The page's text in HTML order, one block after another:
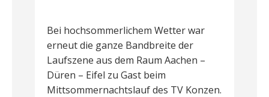
Bei hochsommerlichem Wetter war
erneut die ganze Bandbreite der
Laufszene aus dem Raum Aachen –
Düren – Eifel zu Gast beim
Mittsommernachtslauf des TV Konzen.